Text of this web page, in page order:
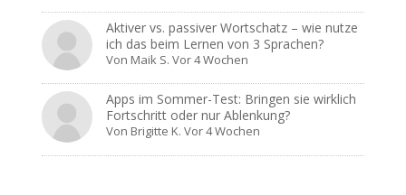
Aktiver vs. passiver Wortschatz – wie nutze
ich das beim Lernen von 3 Sprachen?
Von Maik S. Vor 4 Wochen
Apps im Sommer-Test: Bringen sie wirklich
Fortschritt oder nur Ablenkung?
Von Brigitte K. Vor 4 Wochen